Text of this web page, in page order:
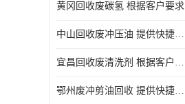
黄冈回收废碳氢 根据客户要求
中山回收废冲压油 提供快捷上门处理
宜昌回收废清洗剂 根据客户要求
鄂州废冲剪油回收 提供快捷上门处理